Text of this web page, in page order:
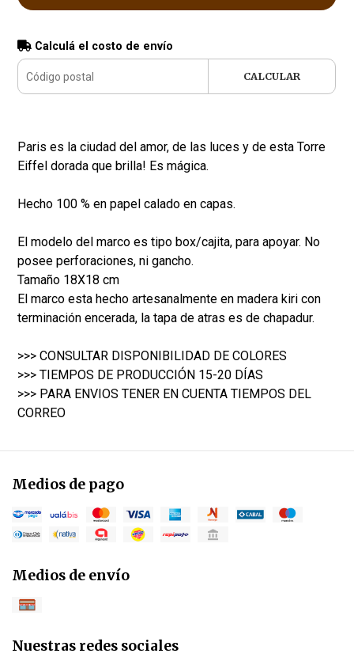
Calculá el costo de envío
CALCULAR
Paris es la ciudad del amor, de las luces y de esta Torre
Eiffel dorada que brilla! Es mágica.
Hecho 100 % en papel calado en capas.
El modelo del marco es tipo box/cajita, para apoyar. No
posee perforaciones, ni gancho.
Tamaño 18X18 cm
El marco esta hecho artesanalmente en madera kiri con
terminación encerada, la tapa de atras es de chapadur.
>>> CONSULTAR DISPONIBILIDAD DE COLORES
>>> TIEMPOS DE PRODUCCIÓN 15-20 DÍAS
>>> PARA ENVIOS TENER EN CUENTA TIEMPOS DEL
CORREO
Medios de pago
Medios de envío
Nuestras redes sociales